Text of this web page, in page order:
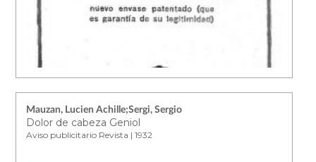
Mauzan, Lucien Achille;Sergi, Sergio
Dolor de cabeza Geniol
Aviso publicitario Revista | 1932